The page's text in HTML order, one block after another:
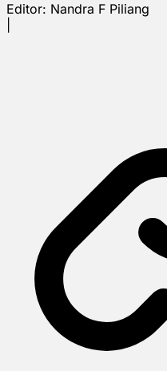
Editor: Nandra F Piliang